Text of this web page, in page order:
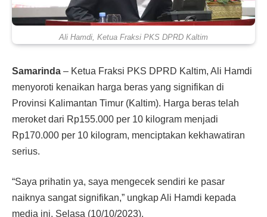
Ali Hamdi, Ketua Fraksi PKS DPRD Kaltim
Samarinda – Ketua Fraksi PKS DPRD Kaltim, Ali Hamdi
menyoroti kenaikan harga beras yang signifikan di
Provinsi Kalimantan Timur (Kaltim). Harga beras telah
meroket dari Rp155.000 per 10 kilogram menjadi
Rp170.000 per 10 kilogram, menciptakan kekhawatiran
serius.
“Saya prihatin ya, saya mengecek sendiri ke pasar
naiknya sangat signifikan,” ungkap Ali Hamdi kepada
media ini, Selasa (10/10/2023).